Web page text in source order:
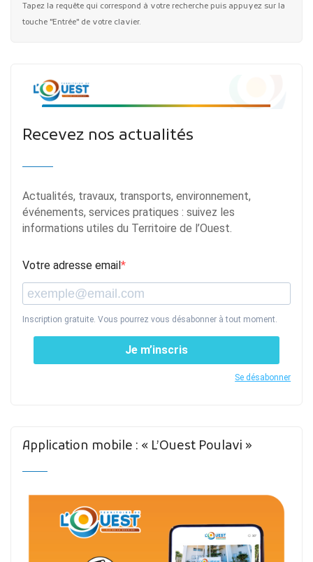
Tapez la requête qui correspond à votre recherche puis appuyez sur la
touche "Entrée" de votre clavier.
Recevez nos actualités
Actualités, travaux, transports, environnement,
événements, services pratiques : suivez les
informations utiles du Territoire de l’Ouest.
Votre adresse email
Inscription gratuite. Vous pourrez vous désabonner à tout moment.
Je m’inscris
Se désabonner
Application mobile : « L’Ouest Poulavi »